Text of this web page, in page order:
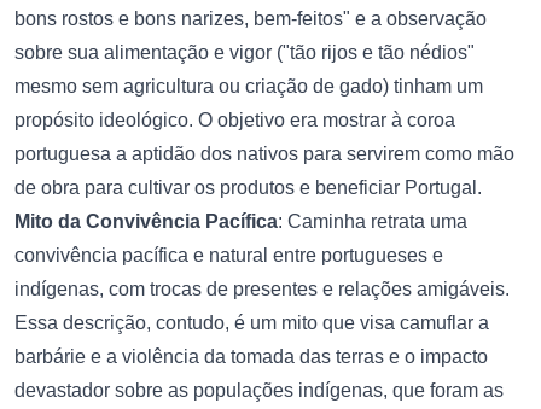
bons rostos e bons narizes, bem-feitos" e a observação
sobre sua alimentação e vigor ("tão rijos e tão nédios"
mesmo sem agricultura ou criação de gado) tinham um
propósito ideológico. O objetivo era mostrar à coroa
portuguesa a aptidão dos nativos para servirem como mão
de obra para cultivar os produtos e beneficiar Portugal.
Mito da Convivência Pacífica: Caminha retrata uma
convivência pacífica e natural entre portugueses e
indígenas, com trocas de presentes e relações amigáveis.
Essa descrição, contudo, é um mito que visa camuflar a
barbárie e a violência da tomada das terras e o impacto
devastador sobre as populações indígenas, que foram as